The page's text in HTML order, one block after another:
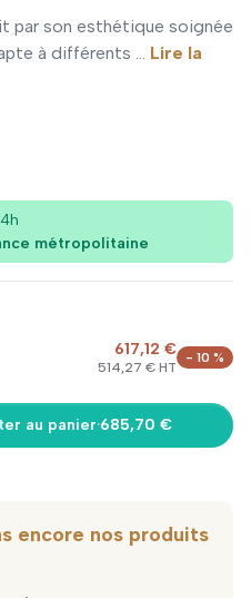
par son esthétique soignée
à différents ... Lire la
métropolitaine
617,12 €
514,27 € HT
- 10 %
au panier·685,70 €
encore nos produits